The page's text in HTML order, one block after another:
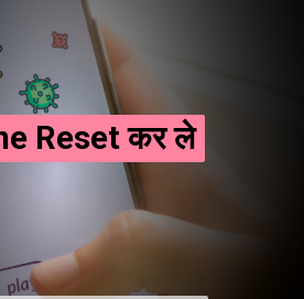
Reset कर ले
Reset कर ले